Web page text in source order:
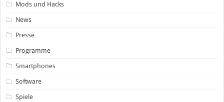
Mods und Hacks
News
Presse
Programme
Smartphones
Software
Spiele